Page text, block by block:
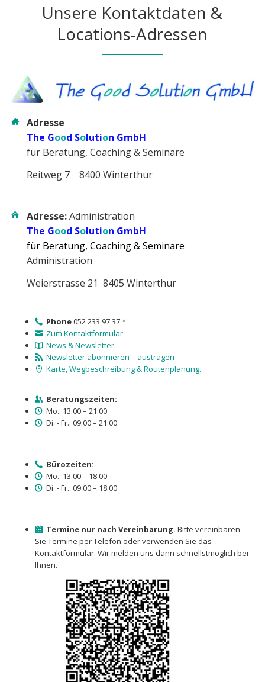
Unsere Kontaktdaten &
Locations-Adressen
Adresse
The Good Solution GmbH
für Beratung, Coaching & Seminare
Reitweg 7 8400 Winterthur
Adresse:Administration
The Good Solution GmbH
für Beratung, Coaching & Seminare
Administration
Weierstrasse 21 8405 Winterthur
Phone052 233 97 37 *
Zum Kontaktformular
News & Newsletter
Newsletter abonnieren – austragen
Karte, Wegbeschreibung & Routenplanung.
Beratungszeiten:
Mo.: 13:00 – 21:00
Di. - Fr.: 09:00 – 21:00
Bürozeiten:
Mo.: 13:00 – 18:00
Di. - Fr.: 09:00 – 18:00
Termine nur nach Vereinbarung. Bitte vereinbaren
Sie Termine per Telefon oder verwenden Sie das
Kontaktformular. Wir melden uns dann schnellstmöglich bei
Ihnen.